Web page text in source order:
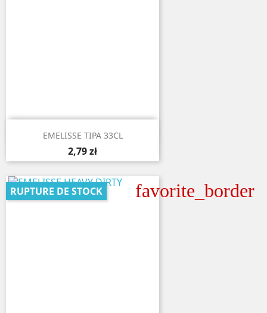
 Aperçu rapide
EMELISSE TIPA 33CL
2,79 zł
favorite_border
RUPTURE DE STOCK